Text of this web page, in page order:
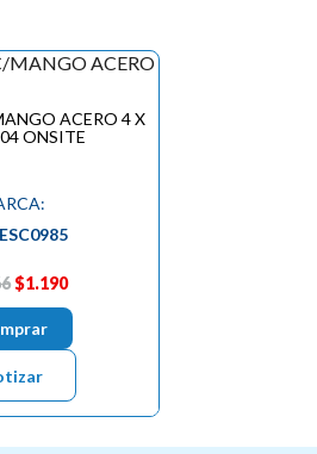
ACERO 4 X
ONSITE
ESC0985
$1.190